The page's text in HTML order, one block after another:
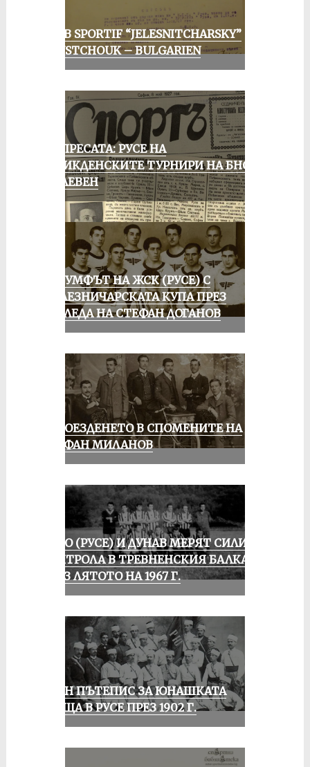
CLUB SPORTIF “JELESNITCHARSKY”
ROUSTCHOUK – BULGARIEN
ОТ ПРЕСАТА: РУСЕ НА
ВЕЛИКДЕНСКИТЕ ТУРНИРИ НА БНСФ
В ПЛЕВЕН
ТРИУМФЪТ НА ЖСК (РУСЕ) С
ЖЕЛЕЗНИЧАРСКАТА КУПА ПРЕЗ
ПОГЛЕДА НА СТЕФАН ДОГАНОВ
КОЛОЕЗДЕНЕТО В СПОМЕНИТЕ НА
СТЕФАН МИЛАНОВ
ЛОКО (РУСЕ) И ДУНАВ МЕРЯТ СИЛИ В
КОНТРОЛА В ТРЕВНЕНСКИЯ БАЛКАН
ПРЕЗ ЛЯТОТО НА 1967 Г.
ЕДИН ПЪТЕПИС ЗА ЮНАШКАТА
СРЕЩА В РУСЕ ПРЕЗ 1902 Г.